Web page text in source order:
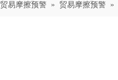
贸易摩擦预警 » 贸易摩擦预警 »